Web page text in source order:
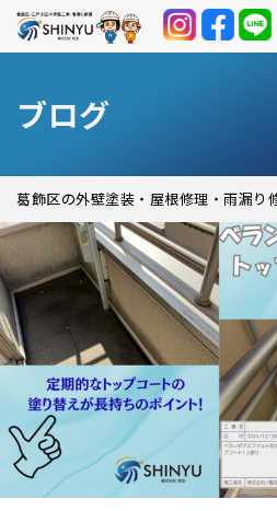
ブログ
葛飾区の外壁塗装・屋根修理・雨漏り